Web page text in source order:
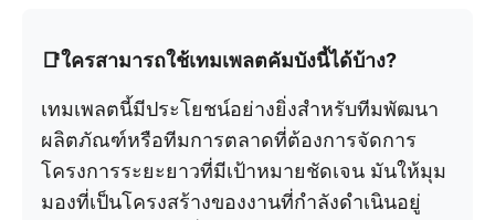
📑ใครสามารถใช้เทมเพลตคัมบังนี้ได้บ้าง?
เทมเพลตนี้มีประโยชน์อย่างยิ่งสำหรับทีมพัฒนา
ผลิตภัณฑ์หรือทีมการตลาดที่ต้องการจัดการ
โครงการระยะยาวที่มีเป้าหมายชัดเจน มันให้มุม
มองที่เป็นโครงสร้างของงานที่กำลังดำเนินอยู่